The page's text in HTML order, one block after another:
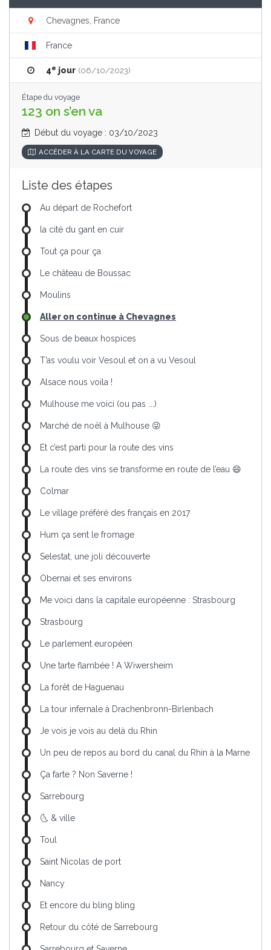
Chevagnes, France
France
4e jour (06/10/2023)
Étape du voyage
123 on s’en va
Début du voyage : 03/10/2023
ACCÉDER À LA CARTE DU VOYAGE
Liste des étapes
Au départ de Rochefort
la cité du gant en cuir
Tout ça pour ça
Le château de Boussac
Moulins
Aller on continue à Chevagnes
Sous de beaux hospices
T’as voulu voir Vesoul et on a vu Vesoul
Alsace nous voila !
Mulhouse me voici (ou pas ….)
Marché de noël à Mulhouse 😜
Et c’est parti pour la route des vins
La route des vins se transforme en route de l’eau 😄
Colmar
Le village préféré des français en 2017
Hum ça sent le fromage
Selestat, une joli découverte
Obernai et ses environs
Me voici dans la capitale européenne : Strasbourg
Strasbourg
Le parlement européen
Une tarte flambée ! A Wiwersheim
La forêt de Haguenau
La tour infernale à Drachenbronn-Birlenbach
Je vois je vois au delà du Rhin
Un peu de repos au bord du canal du Rhin à la Marne
Ça farte ? Non Saverne !
Sarrebourg
🌜 & ville
Toul
Saint Nicolas de port
Nancy
Et encore du bling bling
Retour du côté de Sarrebourg